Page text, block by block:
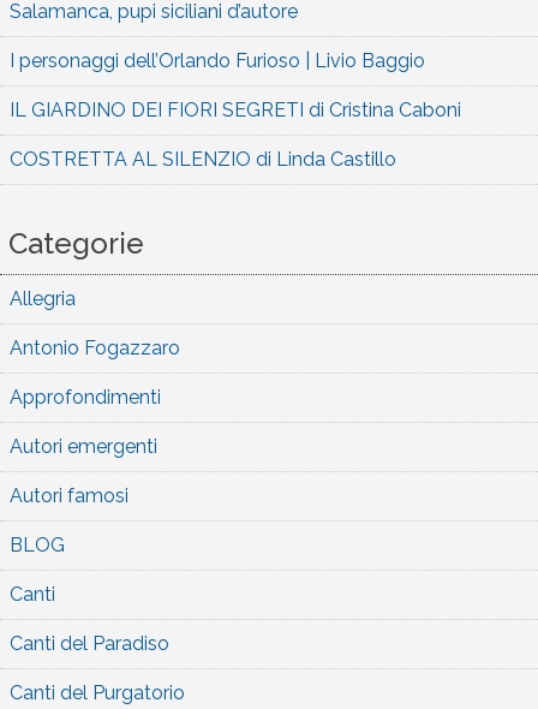
Salamanca, pupi siciliani d’autore
I personaggi dell’Orlando Furioso | Livio Baggio
IL GIARDINO DEI FIORI SEGRETI di Cristina Caboni
COSTRETTA AL SILENZIO di Linda Castillo
Categorie
Allegria
Antonio Fogazzaro
Approfondimenti
Autori emergenti
Autori famosi
BLOG
Canti
Canti del Paradiso
Canti del Purgatorio